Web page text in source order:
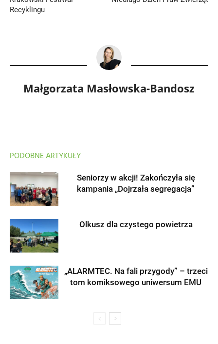
Recyklingu
Małgorzata Masłowska-Bandosz
PODOBNE ARTYKUŁY
Seniorzy w akcji! Zakończyła się
kampania „Dojrzała segregacja”
Olkusz dla czystego powietrza
„ALARMTEC. Na fali przygody” – trzeci
tom komiksowego uniwersum EMU